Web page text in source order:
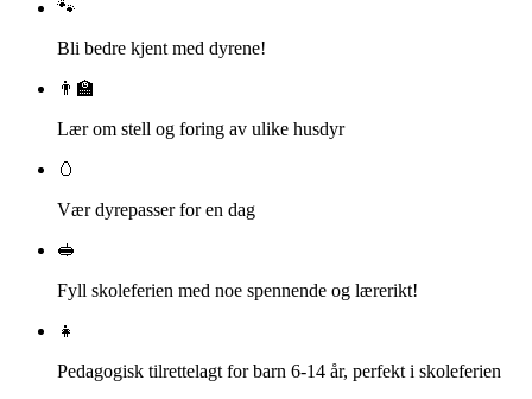
🐾
Bli bedre kjent med dyrene!
👨‍🏫
Lær om stell og foring av ulike husdyr
🥚
Vær dyrepasser for en dag
🥪
Fyll skoleferien med noe spennende og lærerikt!
👧
Pedagogisk tilrettelagt for barn 6-14 år, perfekt i skoleferien